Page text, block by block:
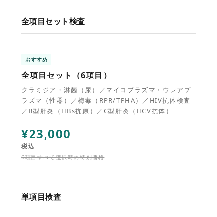
全項目セット検査
おすすめ
全項目セット（6項目）
クラミジア・淋菌（尿）／マイコプラズマ・ウレアプ
ラズマ（性器）／梅毒（RPR/TPHA）／HIV抗体検査
／B型肝炎（HBs抗原）／C型肝炎（HCV抗体）
¥23,000
税込
6項目すべて選択時の特別価格
単項目検査